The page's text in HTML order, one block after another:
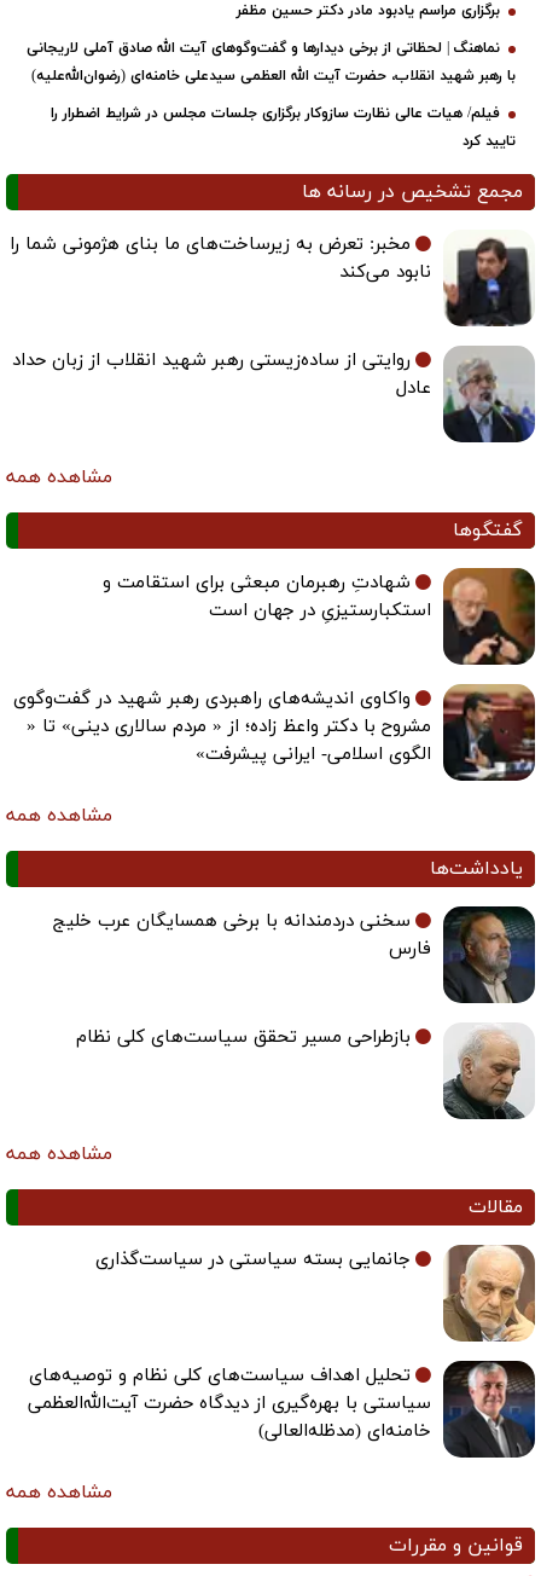
برگزاری مراسم یادبود مادر دکتر حسین مظفر
نماهنگ | لحظاتی از برخی دیدارها و گفت‌وگوهای آیت ‌الله صادق آملی لاریجانی
با رهبر شهید انقلاب، حضرت آیت‌ الله العظمی سیدعلی خامنه‌ای (رضوان‌الله‌علیه)
فیلم/ هیات عالی نظارت سازوکار برگزاری جلسات مجلس در شرایط اضطرار را
تایید کرد
مجمع تشخیص در رسانه ها
مخبر: تعرض به زیرساخت‌های ما بنای هژمونی شما را
نابود می‌کند
روایتی از ساده‌زیستی رهبر شهید انقلاب از زبان حداد
عادل
مشاهده همه
گفتگوها
شهادتِ رهبرمان مبعثی برای استقامت و
استکبارستیزیِ در جهان است
واکاوی اندیشه‌های راهبردی رهبر شهید در گفت‌وگوی
مشروح با دکتر واعظ زاده؛ از « مردم سالاری دینی» تا «
الگوی اسلامی- ایرانی پیشرفت»
مشاهده همه
یادداشت‌ها
سخنی دردمندانه با برخی همسایگان عرب خلیج
فارس
بازطراحی مسیر تحقق سیاست‌های کلی نظام
مشاهده همه
مقالات
جانمایی بسته سیاستی در سیاست‌گذاری
تحلیل اهداف سیاست‌های کلی نظام و توصیه‌های
سیاستی با بهره‌گیری از دیدگاه حضرت آیت‌الله‌العظمی
خامنه‌ای (مدظله‌العالی)
مشاهده همه
قوانین و مقررات